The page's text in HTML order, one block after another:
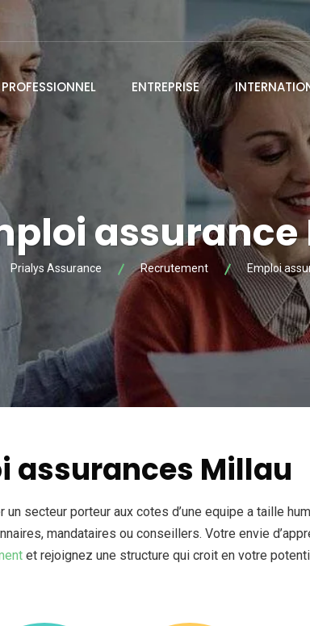
PROFESSIONNEL ENTREPRISE
Prialys Assurance Recrutement Emploi
assurances Millau
un secteur porteur aux cotes d’une equipe a taille
mandataires ou conseillers. Votre envie
et rejoignez une structure qui croit en votre